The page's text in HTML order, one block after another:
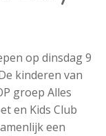
op dinsdag 9
kinderen van
groep Alles
en Kids Club
een